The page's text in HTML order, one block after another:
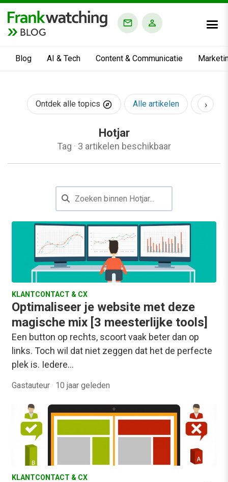
BLOG
Blog AI & Tech Content & Communicatie
Ontdek alle topics Alle artikelen AI &
›
Hotjar
Tag · 3 artikelen beschikbaar
KLANTCONTACT & CX
Optimaliseer je website met deze
magische mix [3 meesterlijke tools]
Een button op rechts, scoort vaak beter dan op
links. Toch wil dat niet zeggen dat het de perfecte
plek is. Iedere…
Gastauteur · 10 jaar geleden
KLANTCONTACT & CX